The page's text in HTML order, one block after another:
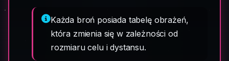
Każda broń posiada tabelę obrażeń,
która zmienia się w zależności od
rozmiaru celu i dystansu.